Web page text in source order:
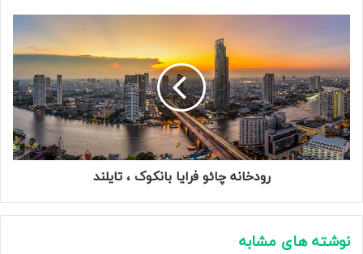
رودخانه چائو فرایا بانکوک ، تایلند
نوشته های مشابه